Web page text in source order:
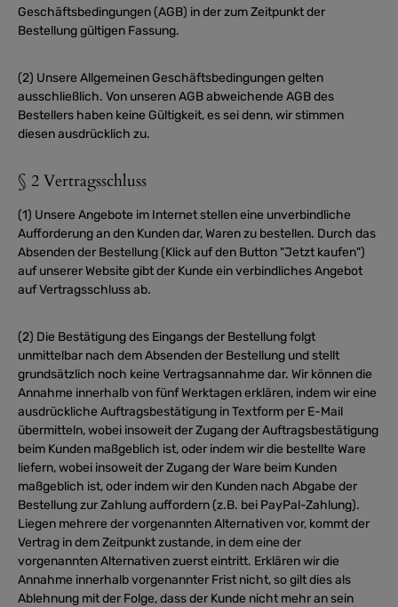
Geschäftsbedingungen (AGB) in der zum Zeitpunkt der
Bestellung gültigen Fassung.
(2) Unsere Allgemeinen Geschäftsbedingungen gelten
ausschließlich. Von unseren AGB abweichende AGB des
Bestellers haben keine Gültigkeit, es sei denn, wir stimmen
diesen ausdrücklich zu.
§ 2 Vertragsschluss
(1) Unsere Angebote im Internet stellen eine unverbindliche
Aufforderung an den Kunden dar, Waren zu bestellen. Durch das
Absenden der Bestellung (Klick auf den Button "Jetzt kaufen")
auf unserer Website gibt der Kunde ein verbindliches Angebot
auf Vertragsschluss ab.
(2) Die Bestätigung des Eingangs der Bestellung folgt
unmittelbar nach dem Absenden der Bestellung und stellt
grundsätzlich noch keine Vertragsannahme dar. Wir können die
Annahme innerhalb von fünf Werktagen erklären, indem wir eine
ausdrückliche Auftragsbestätigung in Textform per E-Mail
übermitteln, wobei insoweit der Zugang der Auftragsbestätigung
beim Kunden maßgeblich ist, oder indem wir die bestellte Ware
liefern, wobei insoweit der Zugang der Ware beim Kunden
maßgeblich ist, oder indem wir den Kunden nach Abgabe der
Bestellung zur Zahlung auffordern (z.B. bei PayPal-Zahlung).
Liegen mehrere der vorgenannten Alternativen vor, kommt der
Vertrag in dem Zeitpunkt zustande, in dem eine der
vorgenannten Alternativen zuerst eintritt. Erklären wir die
Annahme innerhalb vorgenannter Frist nicht, so gilt dies als
Ablehnung mit der Folge, dass der Kunde nicht mehr an sein